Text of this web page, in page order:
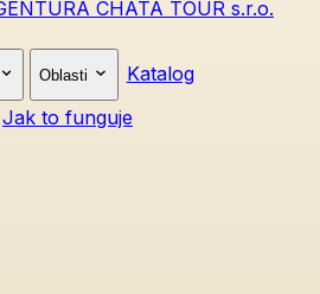
Oblasti
Katalog
Jak to funguje